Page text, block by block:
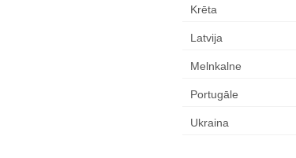
Krēta
Latvija
Melnkalne
Portugāle
Ukraina